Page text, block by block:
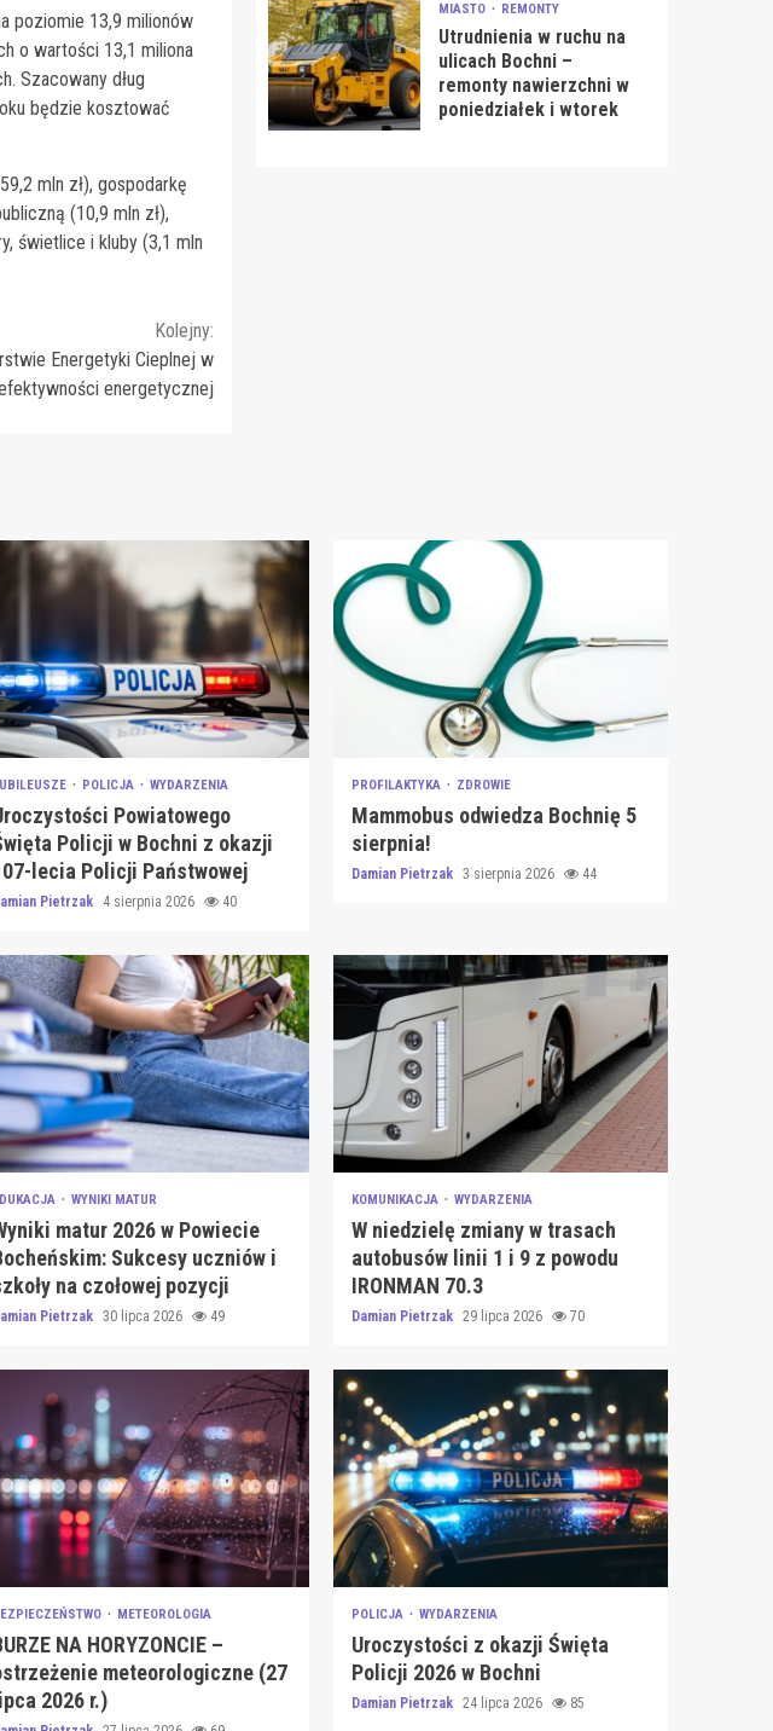
poziomie 13,9 milionów
o wartości 13,1 miliona
Szacowany dług
będzie kosztować
mln zł), gospodarkę
(10,9 mln zł),
świetlice i kluby (3,1 mln
Kolejny:
Energetyki Cieplnej w
energetycznej
MIASTO REMONTY
Utrudnienia w ruchu na
ulicach Bochni –
remonty nawierzchni w
poniedziałek i wtorek
POLICJA WYDARZENIA
Powiatowego
Policji w Bochni z okazji
lecia Policji Państwowej
Pietrzak 4 sierpnia 2026 40
PROFILAKTYKA ZDROWIE
Mammobus odwiedza Bochnię 5
sierpnia!
Damian Pietrzak 3 sierpnia 2026 44
WYNIKI MATUR
matur 2026 w Powiecie
Sukcesy uczniów i
na czołowej pozycji
Pietrzak 30 lipca 2026 49
KOMUNIKACJA WYDARZENIA
W niedzielę zmiany w trasach
autobusów linii 1 i 9 z powodu
IRONMAN 70.3
Damian Pietrzak 29 lipca 2026 70
METEOROLOGIA
NA HORYZONCIE –
meteorologiczne (27
2026 r.)
POLICJA WYDARZENIA
Uroczystości z okazji Święta
Policji 2026 w Bochni
Damian Pietrzak 24 lipca 2026 85